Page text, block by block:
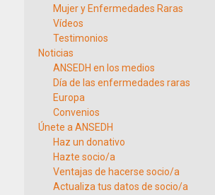
Mujer y Enfermedades Raras
Vídeos
Testimonios
Noticias
ANSEDH en los medios
Día de las enfermedades raras
Europa
Convenios
Únete a ANSEDH
Haz un donativo
Hazte socio/a
Ventajas de hacerse socio/a
Actualiza tus datos de socio/a